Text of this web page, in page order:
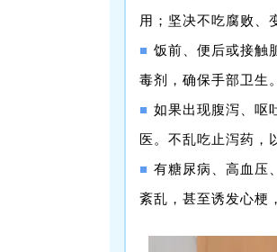
用；坚决不吃腐败、
■ 饭前、便后或接触
毒剂，确保手部卫生
■ 如果出现腹泻、呕
医。不乱吃止泻药，
■ 有糖尿病、高血压
紊乱，甚至诱发心梗